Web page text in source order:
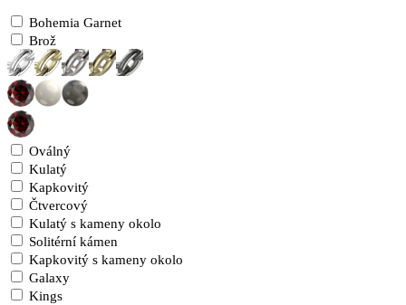
Bohemia Garnet
Brož
Oválný
Kulatý
Kapkovitý
Čtvercový
Kulatý s kameny okolo
Solitérní kámen
Kapkovitý s kameny okolo
Galaxy
Kings